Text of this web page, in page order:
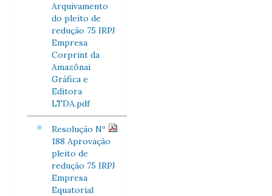
Arquivamento
do pleito de
redução 75 IRPJ
Empresa
Corprint da
Amazônai
Gráfica e
Editora
LTDA.pdf
Resolução Nº
188 Aprovação
pleito de
redução 75 IRPJ
Empresa
Equatorial